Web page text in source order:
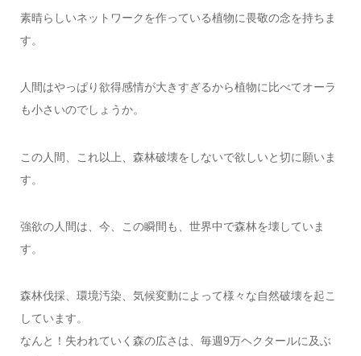
素晴らしいネットワークを作っている植物に畏敬の念を持ちま
す。
人間はやっぱり欲得感情が大きすぎるから植物に比べてオーラ
も小さいのでしょうか。
この人間、これ以上、森林破壊をしないで欲しいと切に願いま
す。
強欲の人間は、今、この瞬間も、世界中で森林を壊していま
す。
森林伐採、環境汚染、気候変動によって様々な自然破壊を起こ
しています。
なんと！失われていく森の広さは、毎週9万ヘクタールに及ぶ